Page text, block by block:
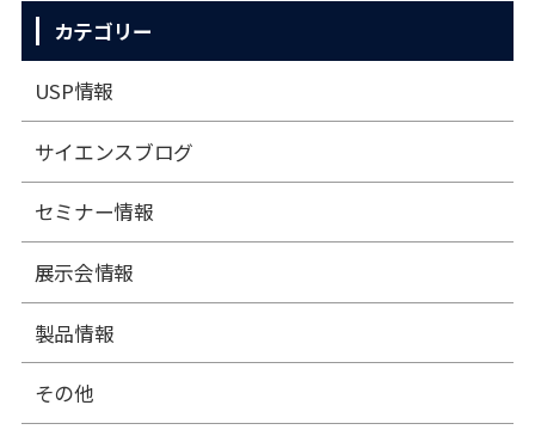
カテゴリー
USP情報
サイエンスブログ
セミナー情報
展⽰会情報
製品情報
その他